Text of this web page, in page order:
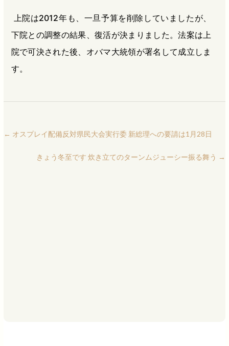
上院は2012年も、一旦予算を削除していましたが、
下院との調整の結果、復活が決まりました。法案は上
院で可決された後、オバマ大統領が署名して成立しま
す。
← オスプレイ配備反対県民大会実行委 新総理への要請は1月28日
きょう冬至です 炊き立てのターンムジューシー振る舞う →